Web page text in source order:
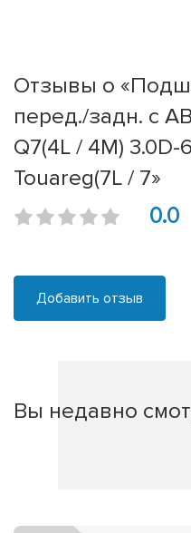
Отзывы о
перед./задн. с
Q7(4L / 4M) 3.0D-
Touareg(7L / 7»
0.0
Добавить отзыв
Вы недавно